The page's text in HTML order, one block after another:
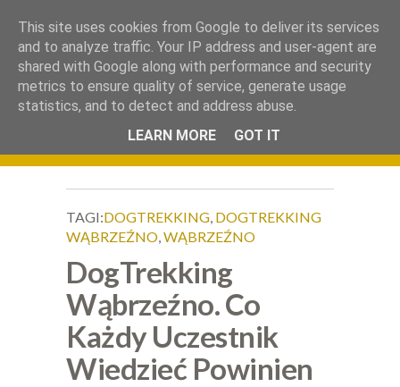
Okiem Obiektywu.
TAGI:DOGTREKKING, DOGTREKKING
WĄBRZEŹNO,WĄBRZEŹNO
DogTrekking
Wąbrzeźno. Co
Każdy Uczestnik
Wiedzieć Powinien
This site uses cookies from Google to deliver its services
and to analyze traffic. Your IP address and user-agent are
shared with Google along with performance and security
metrics to ensure quality of service, generate usage
statistics, and to detect and address abuse.
LEARN MORE
GOT IT